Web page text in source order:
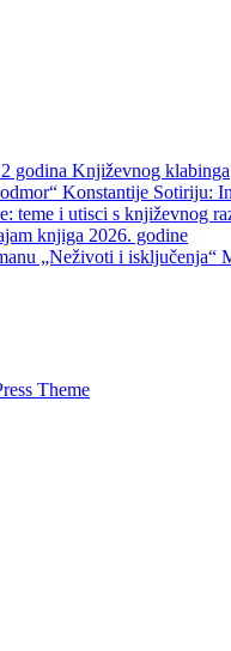
godina Književnog klabinga
Konstantije Sotiriju:
teme i utisci s književnog
knjiga 2026. godine
„Neživoti i isključenja“
Theme